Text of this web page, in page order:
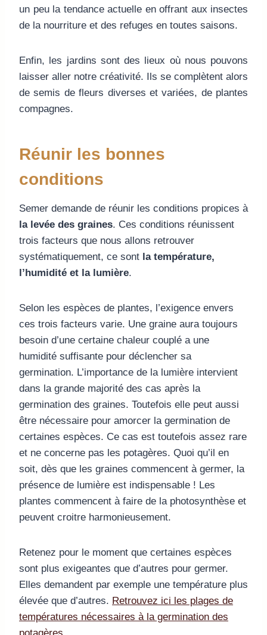
un peu la tendance actuelle en offrant aux insectes
de la nourriture et des refuges en toutes saisons.
Enfin, les jardins sont des lieux où nous pouvons
laisser aller notre créativité. Ils se complètent alors
de semis de fleurs diverses et variées, de plantes
compagnes.
Réunir les bonnes
conditions
Semer demande de réunir les conditions propices à
la levée des graines. Ces conditions réunissent
trois facteurs que nous allons retrouver
systématiquement, ce sont la température,
l’humidité et la lumière.
Selon les espèces de plantes, l’exigence envers
ces trois facteurs varie. Une graine aura toujours
besoin d’une certaine chaleur couplé a une
humidité suffisante pour déclencher sa
germination. L’importance de la lumière intervient
dans la grande majorité des cas après la
germination des graines. Toutefois elle peut aussi
être nécessaire pour amorcer la germination de
certaines espèces. Ce cas est toutefois assez rare
et ne concerne pas les potagères. Quoi qu’il en
soit, dès que les graines commencent à germer, la
présence de lumière est indispensable ! Les
plantes commencent à faire de la photosynthèse et
peuvent croitre harmonieusement.
Retenez pour le moment que certaines espèces
sont plus exigeantes que d’autres pour germer.
Elles demandent par exemple une température plus
élevée que d’autres. Retrouvez ici les plages de
températures nécessaires à la germination des